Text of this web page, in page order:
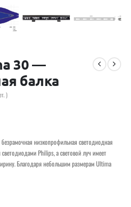
30 —
балка
)
низкопрофильная светодиодная
Philips, а световой луч имеет
Благодаря небольшим размерам Ultima